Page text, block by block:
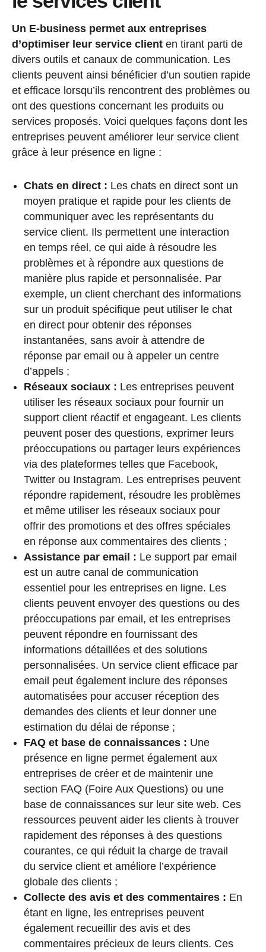
Un E-business permet aux entreprises
d’optimiser leur service client en tirant parti de
divers outils et canaux de communication. Les
clients peuvent ainsi bénéficier d’un soutien rapide
et efficace lorsqu’ils rencontrent des problèmes ou
ont des questions concernant les produits ou
services proposés. Voici quelques façons dont les
entreprises peuvent améliorer leur service client
grâce à leur présence en ligne :
Chats en direct : Les chats en direct sont un
moyen pratique et rapide pour les clients de
communiquer avec les représentants du
service client. Ils permettent une interaction
en temps réel, ce qui aide à résoudre les
problèmes et à répondre aux questions de
manière plus rapide et personnalisée. Par
exemple, un client cherchant des informations
sur un produit spécifique peut utiliser le chat
en direct pour obtenir des réponses
instantanées, sans avoir à attendre de
réponse par email ou à appeler un centre
d’appels ;
Réseaux sociaux : Les entreprises peuvent
utiliser les réseaux sociaux pour fournir un
support client réactif et engageant. Les clients
peuvent poser des questions, exprimer leurs
préoccupations ou partager leurs expériences
via des plateformes telles que Facebook,
Twitter ou Instagram. Les entreprises peuvent
répondre rapidement, résoudre les problèmes
et même utiliser les réseaux sociaux pour
offrir des promotions et des offres spéciales
en réponse aux commentaires des clients ;
Assistance par email : Le support par email
est un autre canal de communication
essentiel pour les entreprises en ligne. Les
clients peuvent envoyer des questions ou des
préoccupations par email, et les entreprises
peuvent répondre en fournissant des
informations détaillées et des solutions
personnalisées. Un service client efficace par
email peut également inclure des réponses
automatisées pour accuser réception des
demandes des clients et leur donner une
estimation du délai de réponse ;
FAQ et base de connaissances : Une
présence en ligne permet également aux
entreprises de créer et de maintenir une
section FAQ (Foire Aux Questions) ou une
base de connaissances sur leur site web. Ces
ressources peuvent aider les clients à trouver
rapidement des réponses à des questions
courantes, ce qui réduit la charge de travail
du service client et améliore l’expérience
globale des clients ;
Collecte des avis et des commentaires : En
étant en ligne, les entreprises peuvent
également recueillir des avis et des
commentaires précieux de leurs clients. Ces